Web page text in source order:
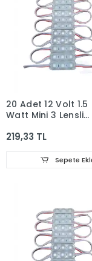
20 Adet 12 Volt 1.5
Watt Mini 3 Lensli
Modül IP65
219,33 TL
Sepete